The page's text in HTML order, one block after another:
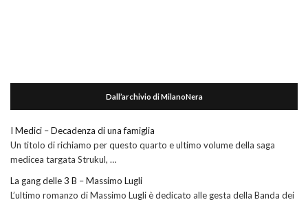
Dall’archivio di MilanoNera
I Medici – Decadenza di una famiglia
Un titolo di richiamo per questo quarto e ultimo volume della saga
medicea targata Strukul, …
La gang delle 3 B – Massimo Lugli
L’ultimo romanzo di Massimo Lugli è dedicato alle gesta della Banda dei